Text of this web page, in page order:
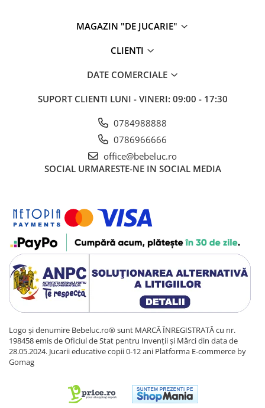
MAGAZIN "DE JUCARIE"
CLIENTI
DATE COMERCIALE
SUPORT CLIENTI LUNI - VINERI: 09:00 - 17:30
0784988888
0786966666
office@bebeluc.ro
SOCIAL URMARESTE-NE IN SOCIAL MEDIA
Logo și denumire Bebeluc.ro® sunt MARCĂ ÎNREGISTRATĂ cu nr.
198458 emis de Oficiul de Stat pentru Invenții și Mărci din data de
28.05.2024. Jucarii educative copii 0-12 ani Platforma E-commerce by
Gomag